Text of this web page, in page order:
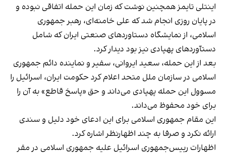
اینتلی تایمز همچنین نوشت که زمان این حمله اتفاقی نبوده و
در پایان روزی انجام شد که علی خامنه‌ای، رهبر جمهوری
اسلامی، از نمایشگاه دستاوردهای صنعتی ایران که شامل
دستآوردهای پهپادی نیز بود دیدار کرد.
بعد از این حمله، سعید ایروانی، سفیر و نماینده دائم جمهوری
اسلامی در سازمان ملل متحد اعلام کرد حکومت ایران، اسرائیل را
مسوول این حمله پهپادی می‌داند و حق «پاسخ قاطع» به آن را
برای خود محفوظ می‌داند.
این مقام جمهوری اسلامی برای این ادعای خود دلیل و سندی
ارائه نکرد و صرفا به چند اظهارنظر اشاره کرد.
اظهارات رییس‌جمهوری اسرائیل علیه جمهوری اسلامی در مقر